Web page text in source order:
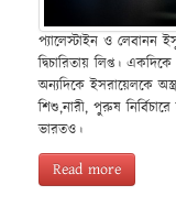
প্যালেস্টাইন ও লেবানন
দ্বিচারিতায় লিপ্ত।
অন্যদিকে ইসরায়েলকে
শিশু,নারী, পুরুষ
ভারতও।
Read more